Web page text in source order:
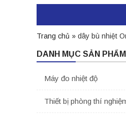
Trang chủ » dây bù nhiệt
DANH MỤC SẢN PHẨM
Máy đo nhiệt độ
Thiết bị phòng thí